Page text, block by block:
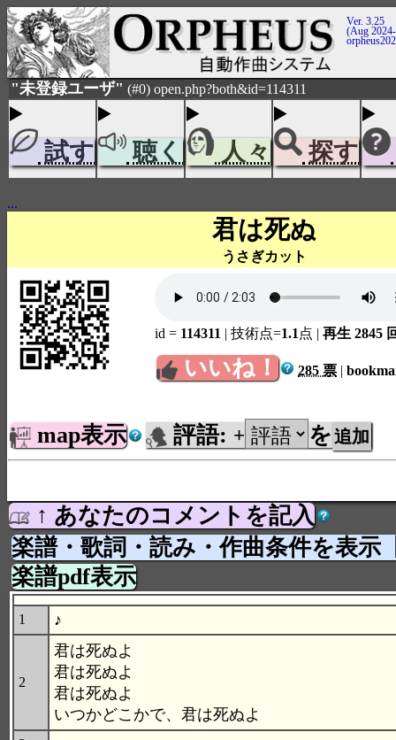
Ver. 3.25
(Aug
"未登録ユーザ" (#0) open.php?both&id=114311
試す 聴く 人々 探す
...
君は死ぬ
うさぎカット
id = 114311 | 技術点=1.1 点 | 再生 2845
いいね！ 285 票 |
map表示 評語: + を
↑ あなたのコメントを記入
楽譜・歌詞・読み・作曲条件を表示
楽譜pdf表示
1 ♪
2
君は死ぬよ
君は死ぬよ
君は死ぬよ
いつかどこかで、君は死ぬよ